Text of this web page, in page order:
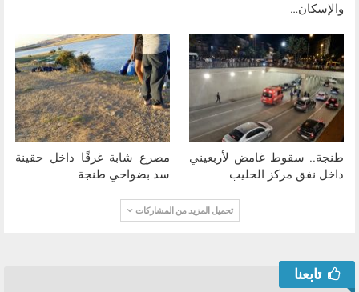
والإسكان…
طنجة.. سقوط غامض لأربعيني
داخل نفق مركز الحليب
مصرع شابة غرقًا داخل حقينة
سد بضواحي طنجة
تحميل المزيد من المشاركات
تابعنا